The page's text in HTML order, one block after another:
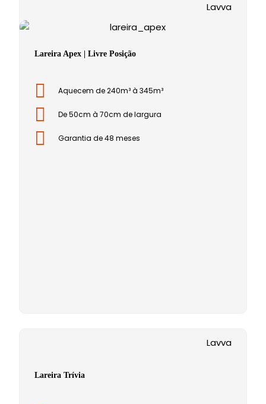
Lareira Apex | Livre Posição
Lavva
Aquecem de 240m³ à 345m³
De 50cm à 70cm de largura
Garantia de 48 meses
Lareira Trívia
Lavva